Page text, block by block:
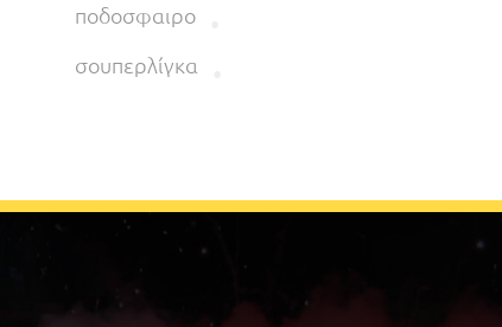
ποδοσφαιρο
σουπερλίγκα